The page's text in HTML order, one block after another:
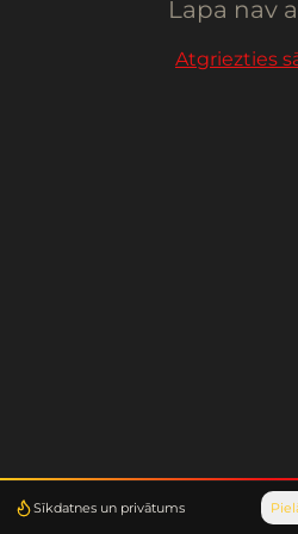
Sīkdatnes un privātums
Lapa nav
Atgriezties